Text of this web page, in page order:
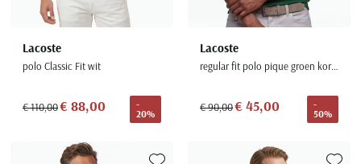
Lacoste
polo Classic Fit wit
€ 110,00€ 88,00
-
20%
Lacoste
regular fit polo pique groen korte mouw
€ 90,00€ 45,00
-
50%